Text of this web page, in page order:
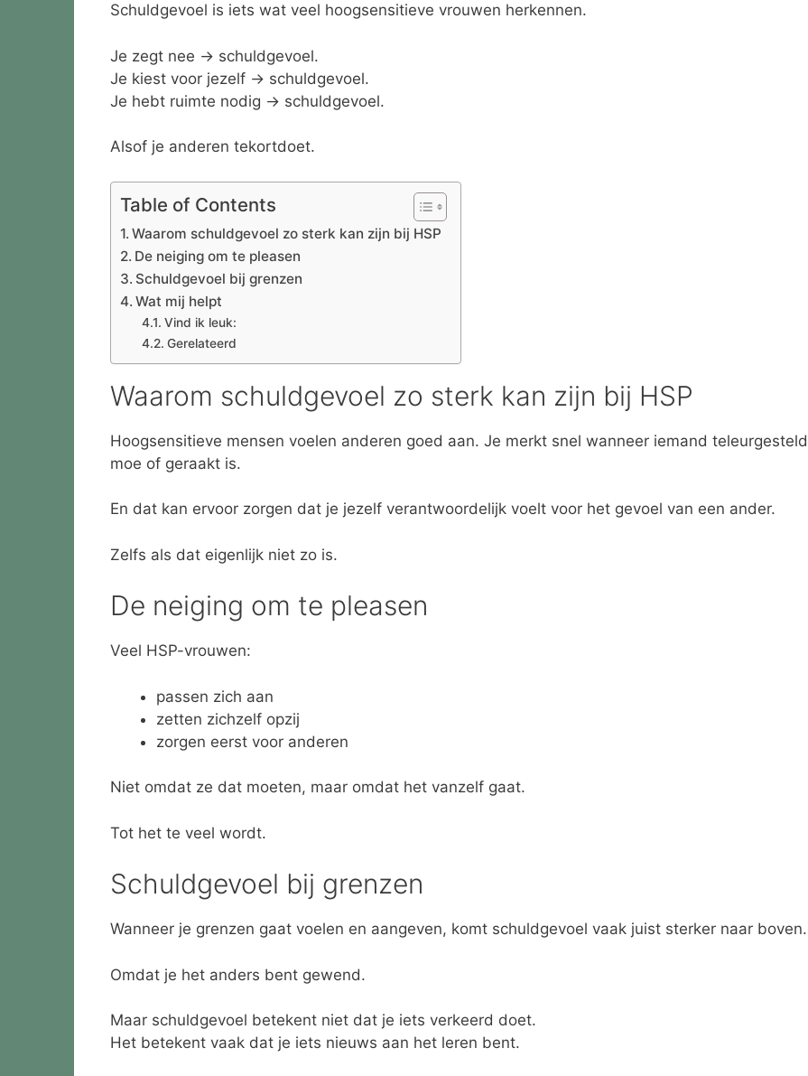
Schuldgevoel is iets wat veel hoogsensitieve vrouwen herkennen.
Je zegt nee → schuldgevoel.
Je kiest voor jezelf → schuldgevoel.
Je hebt ruimte nodig → schuldgevoel.
Alsof je anderen tekortdoet.
Table of Contents
Waarom schuldgevoel zo sterk kan zijn bij HSP
De neiging om te pleasen
Schuldgevoel bij grenzen
Wat mij helpt
Vind ik leuk:
Gerelateerd
Waarom schuldgevoel zo sterk kan zijn bij HSP
Hoogsensitieve mensen voelen anderen goed aan. Je merkt snel wanneer iemand
moe of geraakt is.
En dat kan ervoor zorgen dat je jezelf verantwoordelijk voelt voor het gevoel van een ander.
Zelfs als dat eigenlijk niet zo is.
De neiging om te pleasen
Veel HSP-vrouwen:
passen zich aan
zetten zichzelf opzij
zorgen eerst voor anderen
Niet omdat ze dat moeten, maar omdat het vanzelf gaat.
Tot het te veel wordt.
Schuldgevoel bij grenzen
Wanneer je grenzen gaat voelen en aangeven, komt schuldgevoel vaak juist sterker naar boven.
Omdat je het anders bent gewend.
Maar schuldgevoel betekent niet dat je iets verkeerd doet.
Het betekent vaak dat je iets nieuws aan het leren bent.